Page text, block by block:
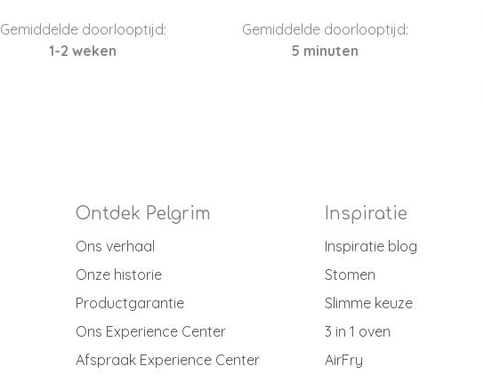
Gemiddelde doorlooptijd:
1-2 weken
Gemiddelde doorlooptijd:
5 minuten
Ontdek Pelgrim
Ons verhaal
Onze historie
Productgarantie
Ons Experience Center
Afspraak Experience Center
Inspiratie
Inspiratie blog
Stomen
Slimme keuze
3 in 1 oven
AirFry